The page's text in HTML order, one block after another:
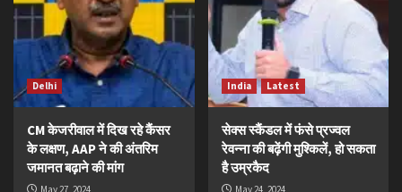
Delhi
CM केजरीवाल में दिख रहे कैंसर
के लक्षण, AAP ने की अंतरिम
जमानत बढ़ाने की मांग
May 27, 2024
India Latest
सेक्स स्कैंडल में फंसे प्रज्वल
रेवन्ना की बढ़ेंगी मुश्किलें, हो सकता
है उम्रकैद
May 24, 2024